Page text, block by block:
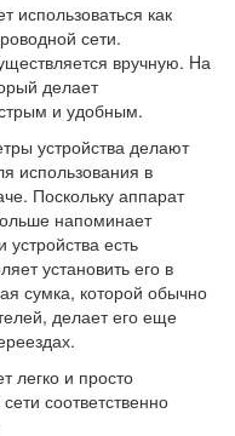
использоваться как
сети.
вручную. Hа
делает
и удобным.
устройства делают
использования в
Поскольку аппарат
напоминает
есть
установить его в
сумка, которой обычно
делает его еще
легко и просто
соответственно